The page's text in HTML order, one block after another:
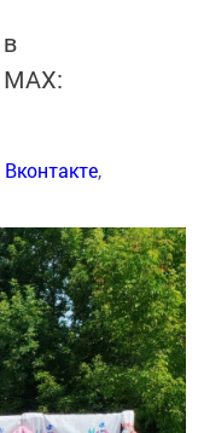
Вконтакте,